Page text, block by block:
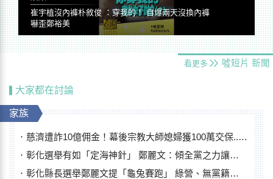
崔宇植沒內褲朴敘俊 ：穿我的！ 自爆兩天沒換內褲
嚇歪鄭裕美
看更多 噓短片 新聞
大家都在討論
家族
慈濟遭詐10億佣金！幕後宗教大師媳婦獲100萬交保...快步奔離不發一語
彰化選舉有如「定海神針」 鄭麗文：傾全黨之力讓彰化贏
彰化縣長選舉鄭麗文提「龜兔賽跑」 綠營、無黨籍忙否認是烏龜